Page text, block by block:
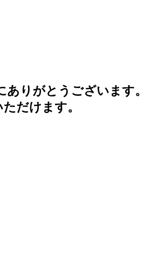
りがとうございます。
だけます。